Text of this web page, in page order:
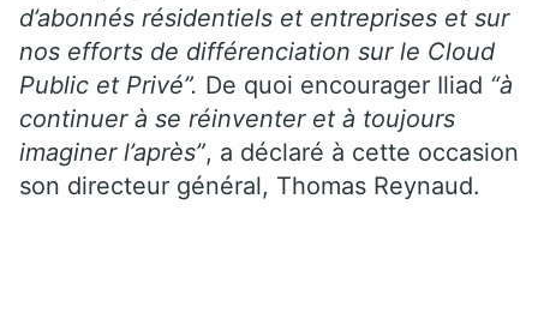
d’abonnés résidentiels et entreprises et sur
nos efforts de différenciation sur le Cloud
Public et Privé”. De quoi encourager Iliad “à
continuer à se réinventer et à toujours
imaginer l’après”, a déclaré à cette occasion
son directeur général, Thomas Reynaud.